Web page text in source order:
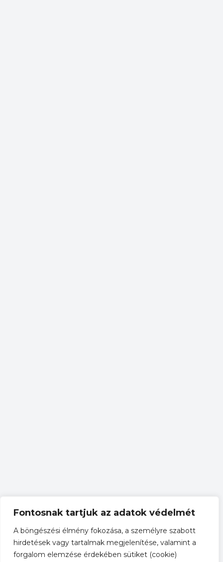
Fontosnak tartjuk az adatok védelmét
A böngészési élmény fokozása, a személyre szabott
hirdetések vagy tartalmak megjelenítése, valamint a
forgalom elemzése érdekében sütiket (cookie)